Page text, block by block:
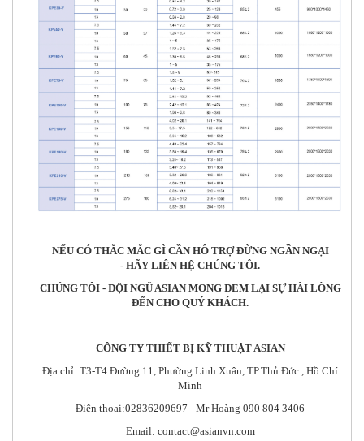
NẾU CÓ THẮC MẮC GÌ CẦN HỖ TRỢ ĐỪNG NGẦN NGẠI
- HÃY LIÊN HỆ CHÚNG TÔI.
CHÚNG TÔI - ĐỘI NGŨ ASIAN MONG ĐEM LẠI SỰ HÀI LÒNG
ĐẾN CHO QUÝ KHÁCH.
CÔNG TY THIẾT BỊ KỸ THUẬT ASIAN
Địa chỉ: T3-T4 Đường 11, Phường Linh Xuân, TP.Thủ Đức , Hồ Chí
Minh
Điện thoại:02836209697 - Mr Hoàng 090 804 3406
Email: contact@asianvn.com